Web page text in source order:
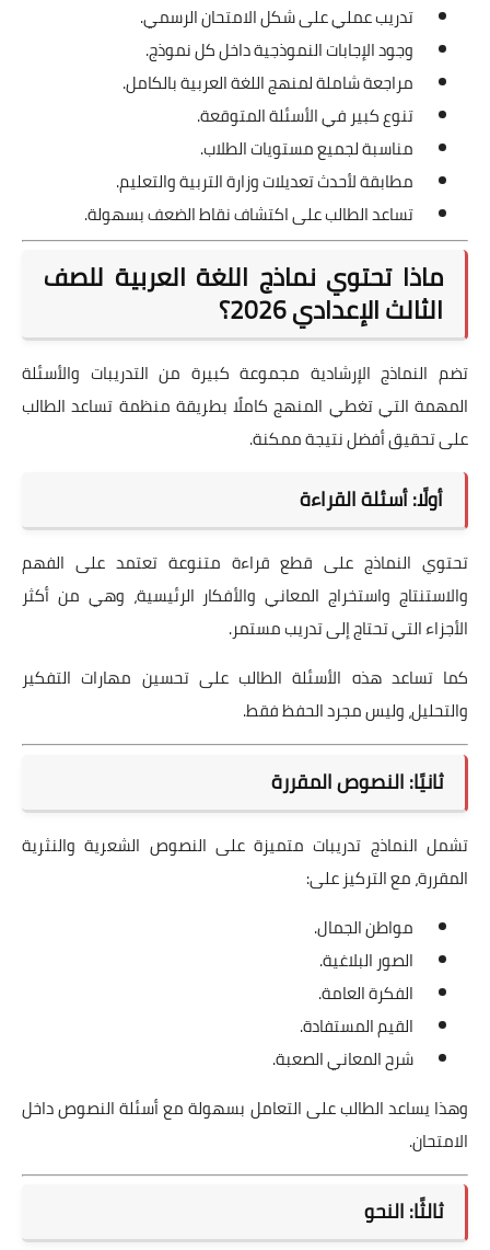
تدريب عملي على شكل الامتحان الرسمي.
وجود الإجابات النموذجية داخل كل نموذج.
مراجعة شاملة لمنهج اللغة العربية بالكامل.
تنوع كبير في الأسئلة المتوقعة.
مناسبة لجميع مستويات الطلاب.
مطابقة لأحدث تعديلات وزارة التربية والتعليم.
تساعد الطالب على اكتشاف نقاط الضعف بسهولة.
ماذا تحتوي نماذج اللغة العربية للصف
الثالث الإعدادي 2026؟
تضم النماذج الإرشادية مجموعة كبيرة من التدريبات والأسئلة
المهمة التي تغطي المنهج كاملًا بطريقة منظمة تساعد الطالب
على تحقيق أفضل نتيجة ممكنة.
أولًا: أسئلة القراءة
تحتوي النماذج على قطع قراءة متنوعة تعتمد على الفهم
والاستنتاج واستخراج المعاني والأفكار الرئيسية، وهي من أكثر
الأجزاء التي تحتاج إلى تدريب مستمر.
كما تساعد هذه الأسئلة الطالب على تحسين مهارات التفكير
والتحليل، وليس مجرد الحفظ فقط.
ثانيًا: النصوص المقررة
تشمل النماذج تدريبات متميزة على النصوص الشعرية والنثرية
المقررة، مع التركيز على:
مواطن الجمال.
الصور البلاغية.
الفكرة العامة.
القيم المستفادة.
شرح المعاني الصعبة.
وهذا يساعد الطالب على التعامل بسهولة مع أسئلة النصوص داخل
الامتحان.
ثالثًا: النحو